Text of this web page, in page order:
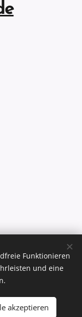
Funktionieren
und eine
akzeptieren